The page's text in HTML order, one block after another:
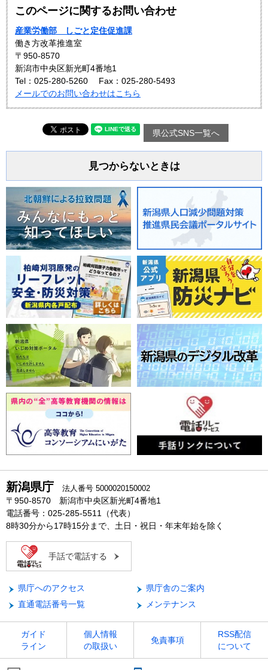
このページに関するお問い合わせ
産業労働部 しごと定住促進課
働き方改革推進室
〒950-8570
新潟市中央区新光町4番地1
Tel：025-280-5260
Fax：025-280-5493
メールでのお問い合わせはこちら
県公式SNS一覧へ
見つからないときは
新潟県庁 法人番号 5000020150002
〒950-8570 新潟市中央区新光町4番地1
電話番号：025-285-5511（代表）
8時30分から17時15分まで、土日・祝日・年末年始を除く
手話で電話する
県庁へのアクセス
県庁舎のご案内
直通電話番号一覧
メンテナンス
ガイド
ライン
個人情報
の取扱い
免責事項
RSS配信
について